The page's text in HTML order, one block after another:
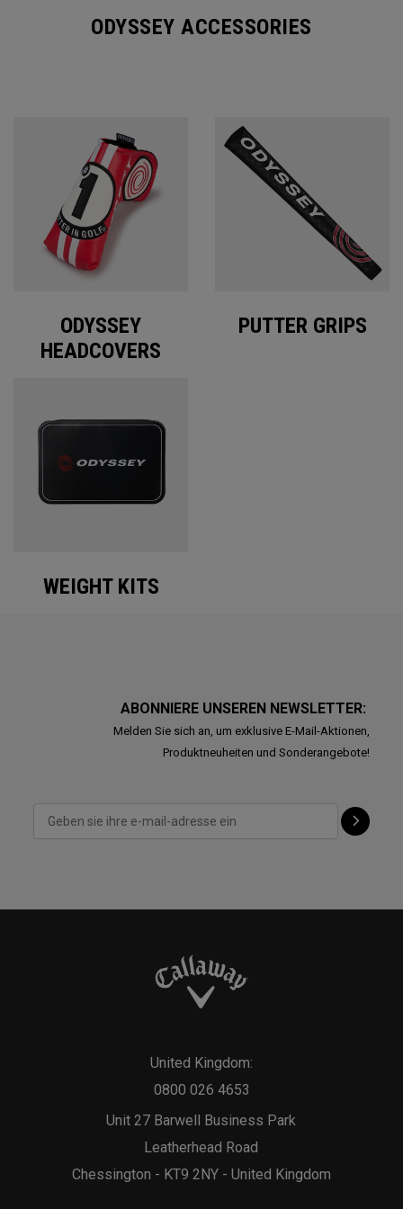
ODYSSEY ACCESSORIES
ODYSSEY
HEADCOVERS
PUTTER GRIPS
WEIGHT KITS
ABONNIERE UNSEREN NEWSLETTER:
Melden Sie sich an, um exklusive E-Mail-Aktionen,
Produktneuheiten und Sonderangebote!
Unit 27 Barwell Business Park
Leatherhead Road
Chessington - KT9 2NY - United Kingdom
United Kingdom:
0800 026 4653